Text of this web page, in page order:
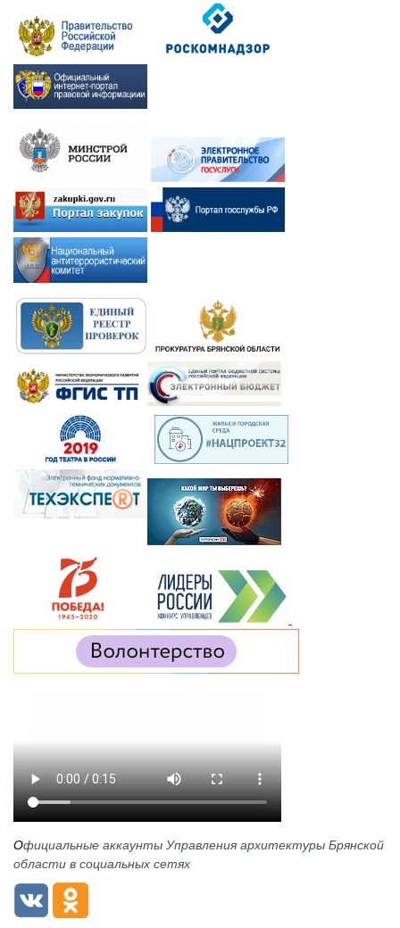
Официальные аккаунты Управления архитектуры Брянской
области в социальных сетях